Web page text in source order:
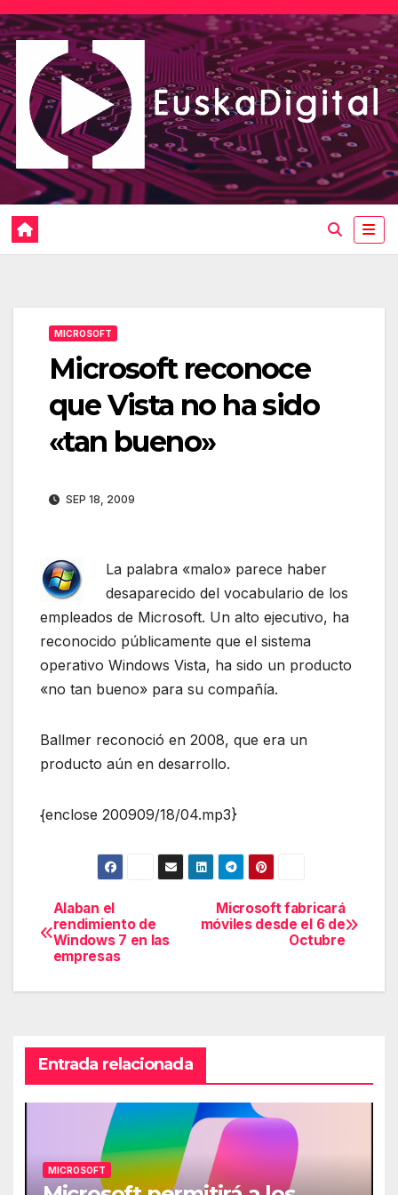
Saltar
al
contenido
MICROSOFT
Microsoft reconoce
que Vista no ha sido
«tan bueno»
SEP 18, 2009
La palabra «malo» parece haber
desaparecido del vocabulario de los
empleados de Microsoft. Un alto ejecutivo, ha
reconocido públicamente que el sistema
operativo Windows Vista, ha sido un producto
«no tan bueno» para su compañía.
Ballmer reconoció en 2008, que era un
producto aún en desarrollo.
{enclose 200909/18/04.mp3}
Navegación
de
entradas
Microsoft fabricará
móviles desde el 6 de
Octubre
Alaban el
rendimiento de
Windows 7 en las
empresas
Entrada relacionada
MICROSOFT